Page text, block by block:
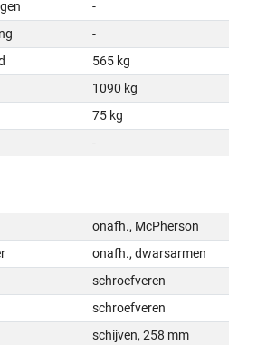
-
-
565 kg
1090 kg
75 kg
-
onafh., McPherson
onafh., dwarsarmen
schroefveren
schroefveren
schijven, 258 mm